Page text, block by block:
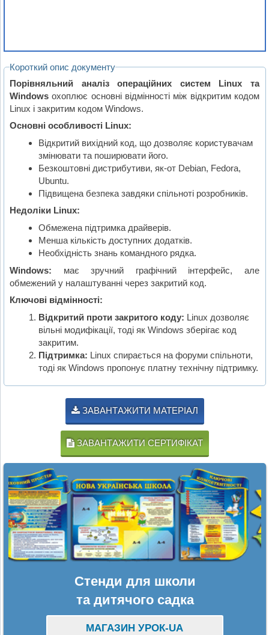
Короткий опис документу
Порівняльний аналіз операційних систем Linux та
Windows охоплює основні відмінності між відкритим кодом
Linux і закритим кодом Windows.
Основні особливості Linux:
Відкритий вихідний код, що дозволяє користувачам
змінювати та поширювати його.
Безкоштовні дистрибутиви, як-от Debian, Fedora,
Ubuntu.
Підвищена безпека завдяки спільноті розробників.
Недоліки Linux:
Обмежена підтримка драйверів.
Менша кількість доступних додатків.
Необхідність знань командного рядка.
Windows: має зручний графічний інтерфейс, але
обмежений у налаштуванні через закритий код.
Ключові відмінності:
Відкритий проти закритого коду: Linux дозволяє
вільні модифікації, тоді як Windows зберігає код
закритим.
Підтримка: Linux спирається на форуми спільноти,
тоді як Windows пропонує платну технічну підтримку.
ЗАВАНТАЖИТИ МАТЕРІАЛ
ЗАВАНТАЖИТИ СЕРТИФІКАТ
Стенди для школи
та дитячого садка
МАГАЗИН УРОК-UA